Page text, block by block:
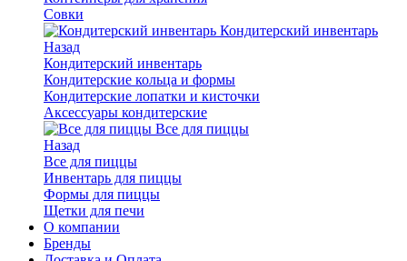
Совки
Кондитерский инвентарь
Назад
Кондитерский инвентарь
Кондитерские кольца и формы
Кондитерские лопатки и кисточки
Аксессуары кондитерские
Все для пиццы
Назад
Все для пиццы
Инвентарь для пиццы
Формы для пиццы
Щетки для печи
О компании
Бренды